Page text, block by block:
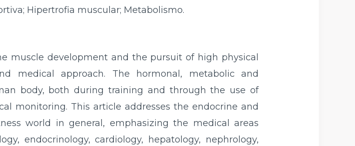
Hipertrofia muscular; Metabolismo.
muscle development and the pursuit of high physical
medical approach. The hormonal, metabolic and
body, both during training and through the use of
monitoring. This article addresses the endocrine and
world in general, emphasizing the medical areas
endocrinology, cardiology, hepatology, nephrology,